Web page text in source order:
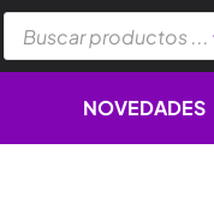
productos
NOVEDADES